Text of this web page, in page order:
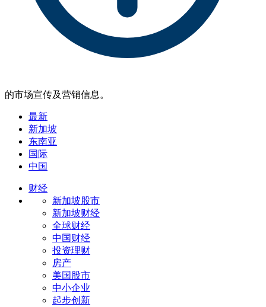
的市场宣传及营销信息。
最新
新加坡
东南亚
国际
中国
财经
新加坡股市
新加坡财经
全球财经
中国财经
投资理财
房产
美国股市
中小企业
起步创新